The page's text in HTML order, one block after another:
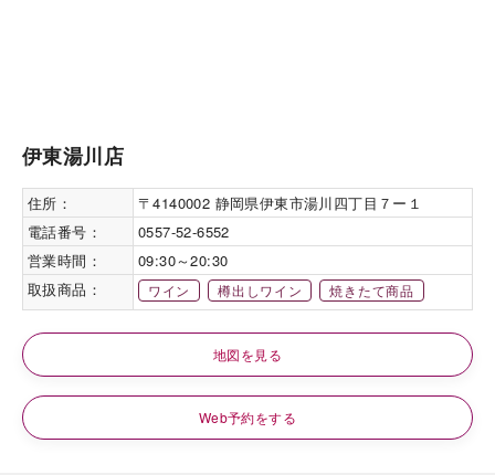
伊東湯川店
住所：
〒4140002 静岡県伊東市湯川四丁目７ー１
電話番号：
0557-52-6552
営業時間：
09:30～20:30
取扱商品：
ワイン 樽出しワイン 焼きたて商品
地図を見る
Web予約をする